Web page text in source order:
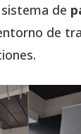
de
de